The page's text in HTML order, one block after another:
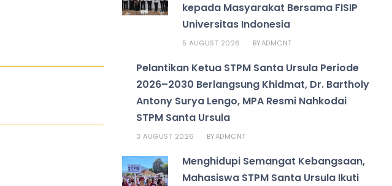
kepada Masyarakat Bersama FISIP
Universitas Indonesia
5 AUGUST 2026 BYADMCNT
Pelantikan Ketua STPM Santa Ursula Periode
2026–2030 Berlangsung Khidmat, Dr. Bartholy
Antony Surya Lengo, MPA Resmi Nahkodai
STPM Santa Ursula
3 AUGUST 2026 BYADMCNT
Menghidupi Semangat Kebangsaan,
Mahasiswa STPM Santa Ursula Ikuti